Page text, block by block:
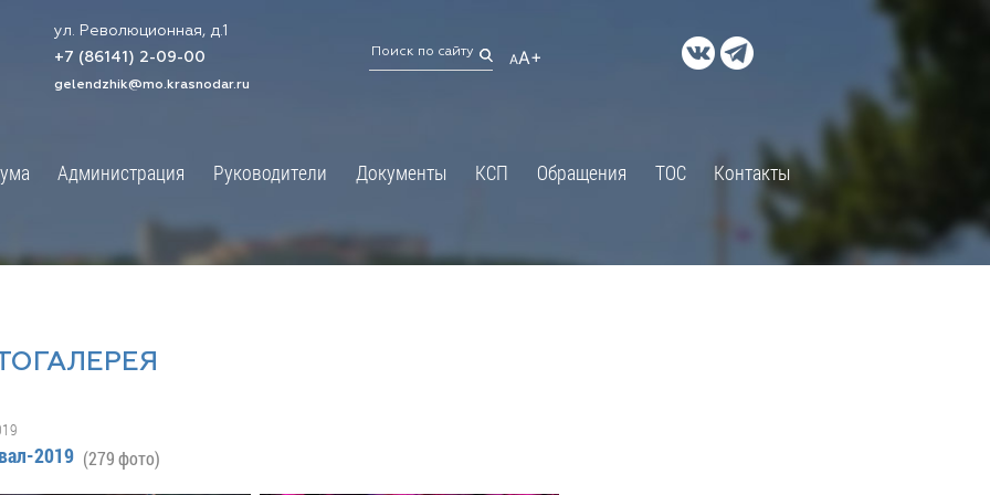
ул. Революционная, д.1
+7 (86141) 2-09-00
gelendzhik@mo.krasnodar.ru
АA+
Администрация Руководители Документы КСП Обращения ТОС Контакты
×
информация
организации
служба
График приёмов граждан
депутатами
ДОКУМЕНТЫ
Правовые акты и их экспертиза
Экспертиза действующих
нормативных правовых актов
Оценка применения
2019 (279 фото)